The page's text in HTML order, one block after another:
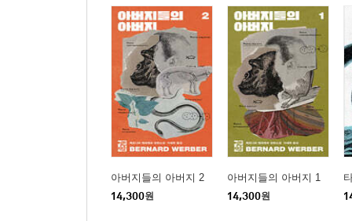
아버지들의 아버지 2
14,300원
아버지들의 아버지 1
14,300원